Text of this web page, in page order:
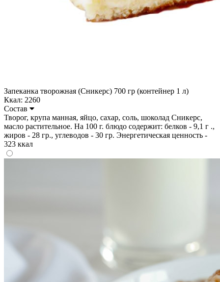
Запеканка творожная (Сникерс) 700 гр (контейнер 1 л)
Ккал: 2260
Состав
Творог, крупа манная, яйцо, сахар, соль, шоколад Сникерс,
масло растительное. На 100 г. блюдо содержит: белков - 9,1 г .,
жиров - 28 гр., углеводов - 30 гр. Энергетическая ценность -
323 ккал